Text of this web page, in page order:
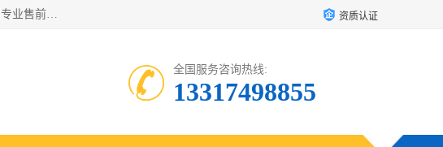
湖南兰思仪器有限公司是一家从事检测仪器研发生产销售和维修保养服务的综合型企业，产品符合国际标准可按需定制专业售前售后工程师，主要有门窗性能体验箱、门窗隔音展示箱、恒温恒湿试验箱、步入式恒温恒湿房、高低温试验箱、老化试验箱、老化试验房、恒温恒湿培养箱、水泥标准养护试验箱、电热鼓风干燥试验箱、真空干燥箱、工业烤箱、盐雾腐蚀试验箱等。 资质认证
全国服务咨询热线:
13317498855